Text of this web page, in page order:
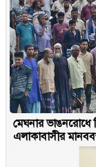
মেঘনার ভাঙনরোধে
এলাকাবাসীর